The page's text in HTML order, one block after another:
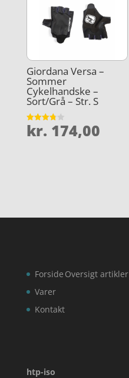
Giordana Versa –
Sommer
Cykelhandske –
Sort/Grå – Str. S
Vurderet
3.8
kr. 174,00
Forside
Varer
Kontakt
Oversigt artikler
htp-iso